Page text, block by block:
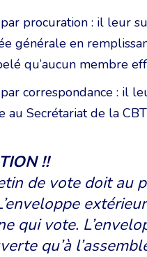
procuration : il leur
générale en
qu’aucun membre
correspondance : il
au Secrétariat de la
!!
de vote doit au
qui vote.
qu’à